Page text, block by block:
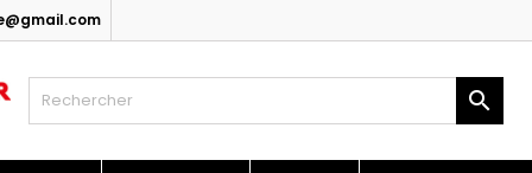

wishlists
Create new list
une liste d'envies
devez être connecté pour ajouter des produits à votre liste